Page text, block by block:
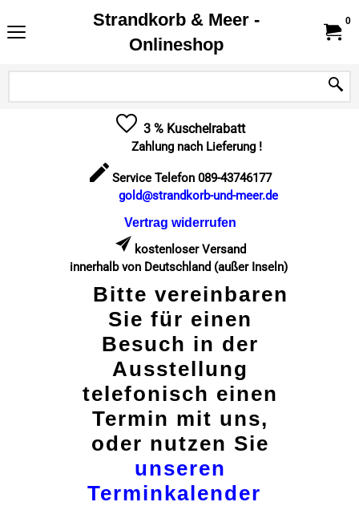
Strandkorb & Meer -
Onlineshop
0
3 % Kuschelrabatt
Zahlung nach Lieferung !
Service Telefon 089-43746177
gold@strandkorb-und-meer.de
Vertrag widerrufen
kostenloser Versand
innerhalb von Deutschland (außer Inseln)
Bitte vereinbaren
Sie für einen
Besuch in der
Ausstellung
telefonisch einen
Termin mit uns,
oder nutzen Sie
unseren
Terminkalender